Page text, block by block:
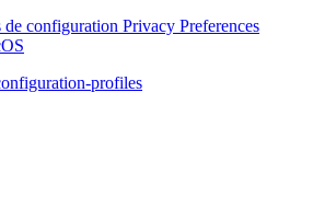
configuration Privacy Preferences
profiles